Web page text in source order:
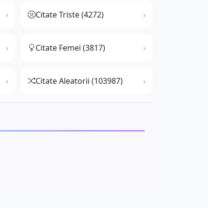
Citate Triste (4272)
Citate Femei (3817)
Citate Aleatorii (103987)